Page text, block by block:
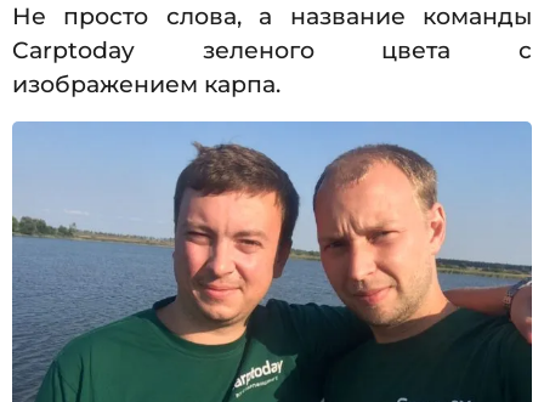
Не просто слова, а название команды
Carptoday зеленого цвета с
изображением карпа.